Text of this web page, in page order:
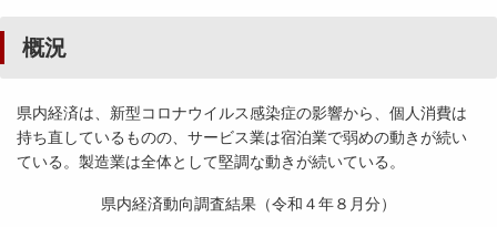
概況
県内経済は、新型コロナウイルス感染症の影響から、個人消費は
持ち直しているものの、サービス業は宿泊業で弱めの動きが続い
ている。製造業は全体として堅調な動きが続いている。
県内経済動向調査結果（令和４年８月分）